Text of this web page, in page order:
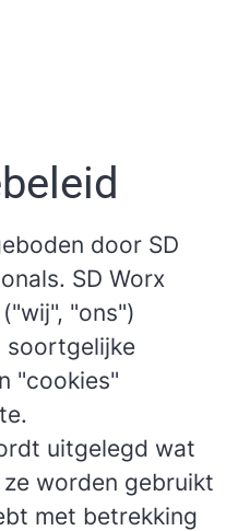
door SD
SD Worx
"ons")
soortgelijke
"cookies"
uitgelegd wat
worden gebruikt
met betrekking